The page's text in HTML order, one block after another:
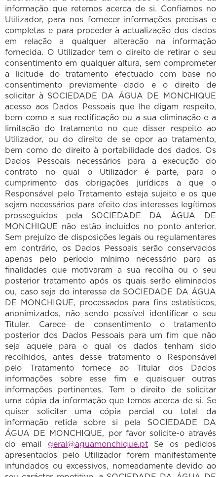
informação que retemos acerca de si. Confiamos no
Utilizador, para nos fornecer informações precisas e
completas e para proceder à actualização dos dados
em relação a qualquer alteração na informação
fornecida. O Utilizador tem o direito de retirar o seu
consentimento em qualquer altura, sem comprometer
a licitude do tratamento efectuado com base no
consentimento previamente dado e o direito de
solicitar à SOCIEDADE DA ÁGUA DE MONCHIQUE
acesso aos Dados Pessoais que lhe digam respeito,
bem como a sua rectificação ou a sua eliminação e a
limitação do tratamento no que disser respeito ao
Utilizador, ou do direito de se opor ao tratamento,
bem como do direito à portabilidade dos dados. Os
Dados Pessoais necessários para a execução do
contrato no qual o Utilizador é parte, para o
cumprimento das obrigações jurídicas a que o
Responsável pelo Tratamento esteja sujeito e os que
sejam necessários para efeito dos interesses legítimos
prosseguidos pela SOCIEDADE DA ÁGUA DE
MONCHIQUE não estão incluídos no ponto anterior.
Sem prejuízo de disposições legais ou regulamentares
em contrário, os Dados Pessoais serão conservados
apenas pelo período mínimo necessário para as
finalidades que motivaram a sua recolha ou o seu
posterior tratamento após os quais serão eliminados
ou, caso seja do interesse da SOCIEDADE DA ÁGUA
DE MONCHIQUE, processados para fins estatísticos,
anonimizados, não sendo possível identificar o seu
Titular. Carece de consentimento o tratamento
posterior dos Dados Pessoais para um fim que não
seja aquele para o qual os dados tenham sido
recolhidos, antes desse tratamento o Responsável
pelo Tratamento fornece ao Titular dos Dados
informações sobre esse fim e quaisquer outras
informações pertinentes. Tem o direito de solicitar
uma cópia da informação que temos acerca de si. Se
quiser solicitar uma cópia parcial ou total da
informação retida sobre si pela SOCIEDADE DA
ÁGUA DE MONCHIQUE, por favor solicite-o através
do email geral@aguamonchique.ptSe os pedidos
apresentados pelo Utilizador forem manifestamente
infundados ou excessivos, nomeadamente devido ao